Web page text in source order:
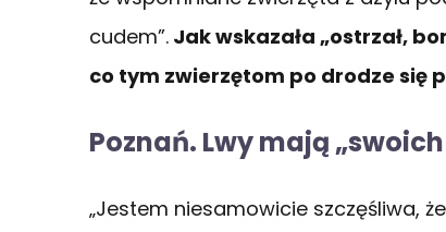
cudem”. Jak wskazała „ostrzał,
co tym zwierzętom po drodze się
Poznań. Lwy mają
„Jestem niesamowicie szczęśliwa,